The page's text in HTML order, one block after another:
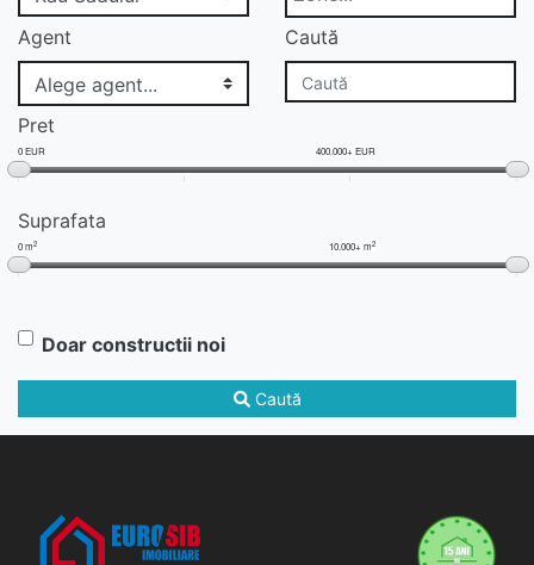
Agent Caută
Pret
0 EUR 400.000+ EUR
Suprafata
0 m2 10.000+ m2
Doar constructii noi
Caută